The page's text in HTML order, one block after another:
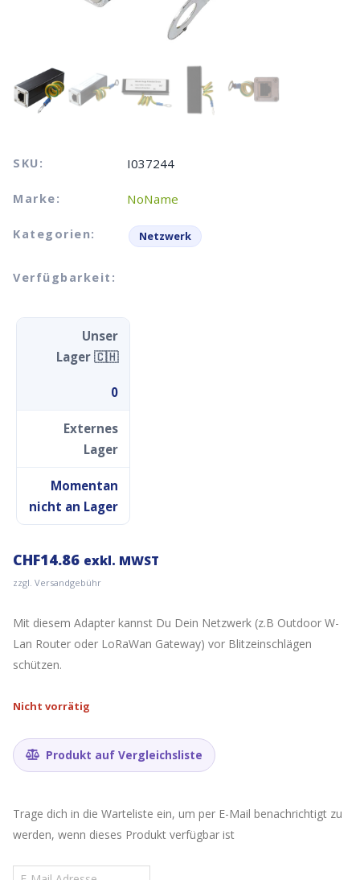
SKU: I037244
Marke: NoName
Kategorien: Netzwerk
Verfügbarkeit:
Unser
Lager 🇨🇭
0
Externes
Lager
Momentan
nicht an Lager
CHF14.86 exkl. MWST
zzgl. Versandgebühr
Mit diesem Adapter kannst Du Dein Netzwerk (z.B Outdoor W-
Lan Router oder LoRaWan Gateway) vor Blitzeinschlägen
schützen.
Nicht vorrätig
Produkt auf Vergleichsliste
Trage dich in die Warteliste ein, um per E-Mail benachrichtigt zu
werden, wenn dieses Produkt verfügbar ist
Gib